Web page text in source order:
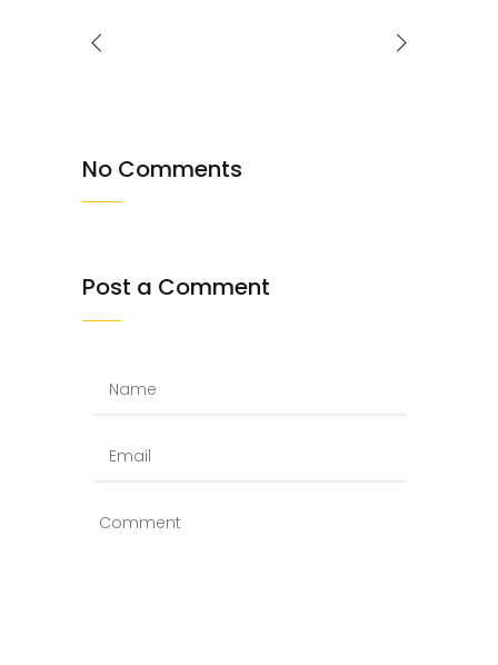
No Comments
Post a Comment